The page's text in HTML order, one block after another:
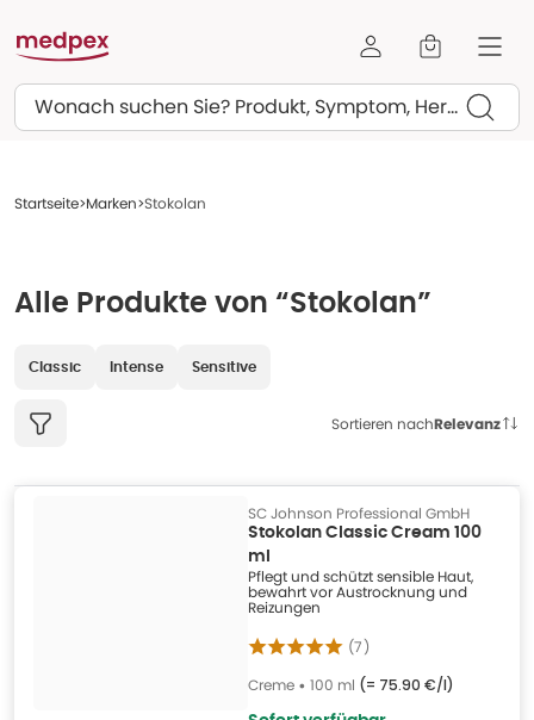
Suchen
Startseite Marken Stokolan
Alle Produkte von “Stokolan”
Classic Intense Sensitive
Sortieren nachRelevanz
SC Johnson Professional GmbH
Stokolan Classic Cream 100
ml
Pflegt und schützt sensible Haut,
bewahrt vor Austrocknung und
Reizungen
(7)
Creme • 100 ml (= 75.90 €/l)